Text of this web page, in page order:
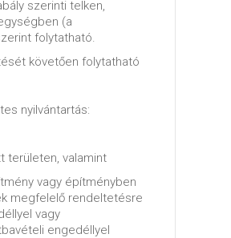
szerinti telken,
(a
folytatható.
követően folytatható
nyilvántartás:
területen, valamint
vagy építményben
megfelelő rendeltetésre
vagy
engedéllyel